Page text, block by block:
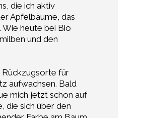
die ich aktiv
Apfelbäume, das
heute bei Bio
und den
Rückzugsorte für
aufwachsen. Bald
mich jetzt schon auf
die sich über den